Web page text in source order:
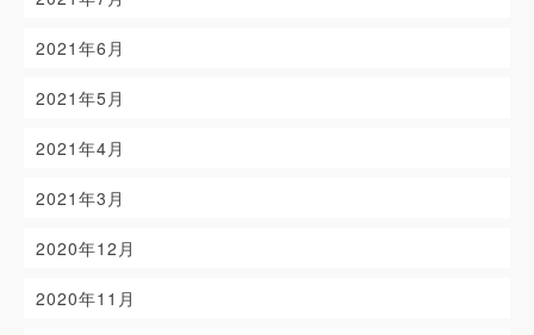
2021年6月
2021年5月
2021年4月
2021年3月
2020年12月
2020年11月